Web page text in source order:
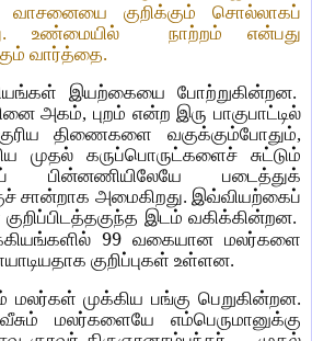
குறிக்கும் சொல்லாகப்
உண்மையில் நாற்றம் என்பது
வார்த்தை.
இயற்கையை போற்றுகின்றன.
அகம், புறம் என்ற இரு பாகுபாட்டில்
திணைகளை வகுக்கும்போதும்,
முதல் கருப்பொருட்களைச் சுட்டும்
பின்னணியிலேயே படைத்துக்
சான்றாக அமைகிறது. இவ்வியற்கைப்
இடம் வகிக்கின்றன.
99 வகையான மலர்களை
குறிப்புகள் உள்ளன.
மலர்கள் முக்கிய பங்கு பெறுகின்றன.
மலர்களையே எம்பெருமானுக்கு